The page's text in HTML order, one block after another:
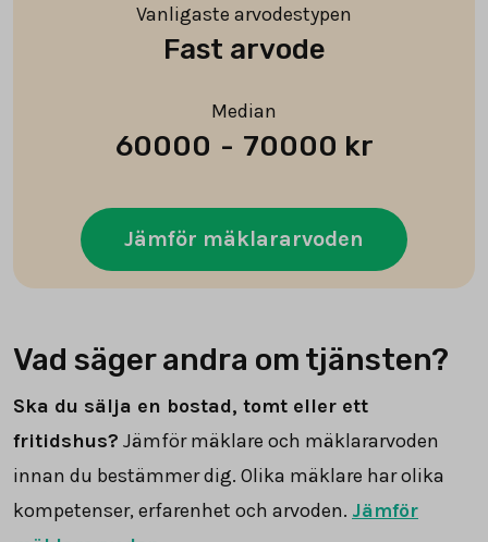
Vanligaste arvodestypen
Fast arvode
Median
60000 - 70000 kr
Jämför mäklararvoden
Vad säger andra om tjänsten?
Ska du sälja en bostad, tomt eller ett
fritidshus? Jämför mäklare och mäklararvoden
innan du bestämmer dig. Olika mäklare har olika
kompetenser, erfarenhet och arvoden. Jämför